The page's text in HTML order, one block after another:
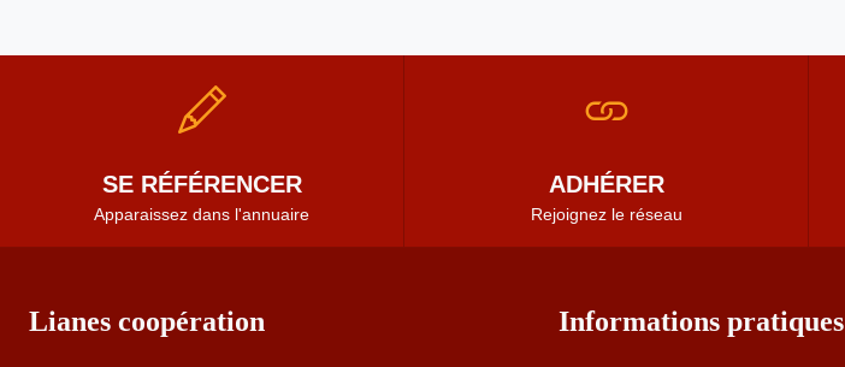
SE RÉFÉRENCER
Apparaissez dans l'annuaire
ADHÉRER
Rejoignez le réseau
Lianes coopération Informations pratiques